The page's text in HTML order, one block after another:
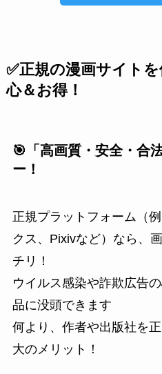
✅正規の漫画サイト
心＆お得！
🎯「高画質・安全・合
ー！
正規プラットフォーム（
クス、Pixivなど）なら、
チリ！
ウイルス感染や詐欺広告
品に没頭できます
何より、作者や出版社を
大のメリット！